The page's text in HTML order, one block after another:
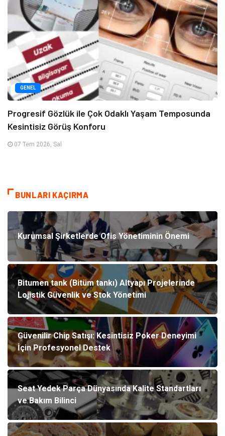
GENEL
Progresif Gözlük ile Çok Odaklı Yaşam Temposunda
Kesintisiz Görüş Konforu
07 Tem 2026, Sal
BUNLARI KAÇIRMA
Kurumsal Şirketlerde Ofis Yönetiminin Önemi
Bitumen tank (Bitüm tankı) Altyapı Projelerinde
Lojistik Güvenlik ve Stok Yönetimi
Güvenilir Chip Satışı: Kesintisiz Poker Deneyimi
İçin Profesyonel Destek
Seat Yedek Parça Dünyasında Kalite Standartları
ve Bakım Bilinci